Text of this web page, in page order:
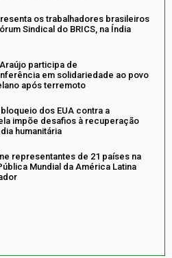
os trabalhadores brasileiros
Sindical do BRICS, na Índia
participa de
em solidariedade ao povo
após terremoto
dos EUA contra a
impõe desafios à recuperação
humanitária
representantes de 21 países na
Mundial da América Latina